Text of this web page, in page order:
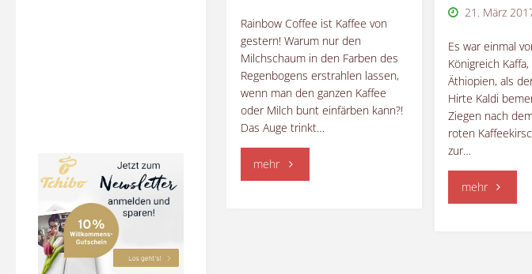
Rainbow Coffee ist Kaffee von
gestern! Warum nur den
Milchschaum in den Farben des
Regenbogens erstrahlen lassen,
wenn man den ganzen Kaffee
oder Milch bunt einfärben kann?!
Das Auge trinkt…
mehr"Colored
21. März
Es war einmal
Königreich
Äthiopien, als
Hirte Kaldi
Ziegen nach
roten
zur…
mehr"Die